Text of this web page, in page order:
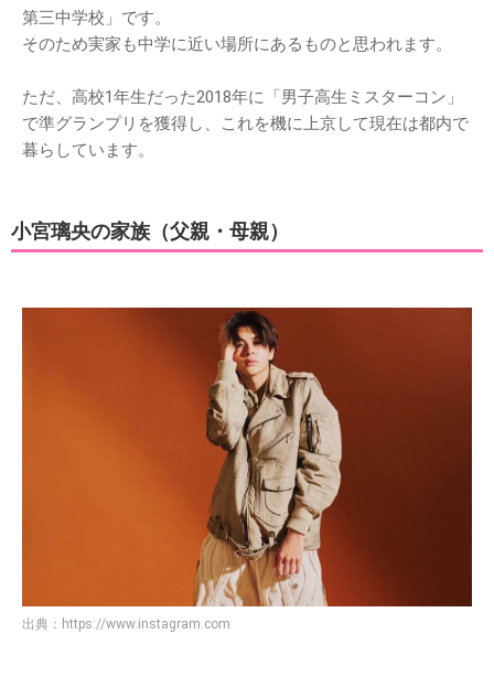
第三中学校」です。
そのため実家も中学に近い場所にあるものと思われます。
ただ、高校1年生だった2018年に「男子高生ミスターコン」
で準グランプリを獲得し、これを機に上京して現在は都内で
暮らしています。
小宮璃央の家族（父親・母親）
出典： https://www.instagram.com